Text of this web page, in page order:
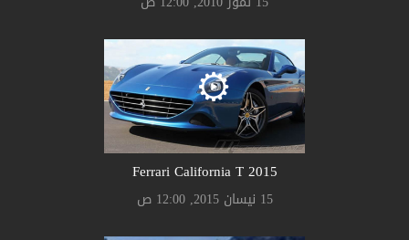
Ferrari California T 2015
15 نيسان 2015, 12:00 ص